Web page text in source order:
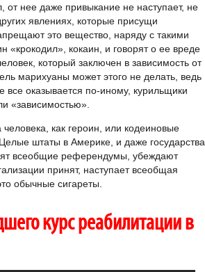
от нее даже привыкание не наступает, не
явлениях, которые присущи
это вещество, наряду с такими
«крокодил», кокаин, и говорят о ее вреде
который заключен в зависимость от
марихуаны может этого не делать, ведь
все оказывается по-иному, курильщики
«зависимостью».
как героин, или кодеиновые
штаты в Америке, и даже государства
всеобщие референдумы, убеждают
принят, наступает всеобщая
обычные сигареты.
курс реабилитации в